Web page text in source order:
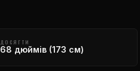
ДОСЯГТИ
68 дюймів (173 см)